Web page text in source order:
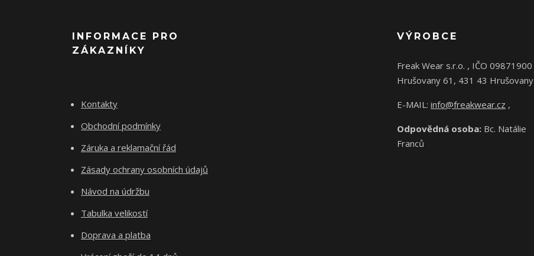
INFORMACE PRO
ZÁKAZNÍKY
Kontakty
Obchodní podmínky
Záruka a reklamační řád
Zásady ochrany osobních údajů
Návod na údržbu
Tabulka velikostí
Doprava a platba
VÝROBCE
Freak Wear s.r.o. , IČO 09871900
Hrušovany 61, 431 43 Hrušovany
E-MAIL: info@freakwear.cz ,
Odpovědná osoba: Bc. Natálie
Franců